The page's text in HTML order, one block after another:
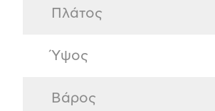
Πλάτος
Ύψος
Βάρος